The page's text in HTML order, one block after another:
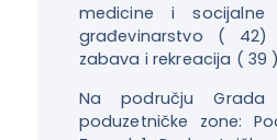
medicine i
građevinarstvo (
zabava i rekreacija ( 39
Na području
poduzetničke zone: